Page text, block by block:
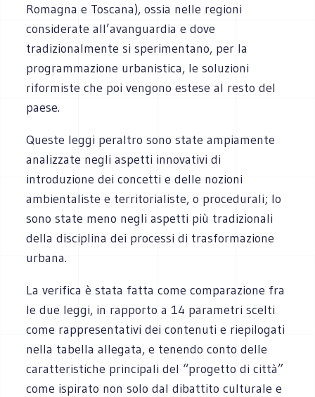
Romagna e Toscana), ossia nelle regioni
considerate all’avanguardia e dove
tradizionalmente si sperimentano, per la
programmazione urbanistica, le soluzioni
riformiste che poi vengono estese al resto del
paese.
Queste leggi peraltro sono state ampiamente
analizzate negli aspetti innovativi di
introduzione dei concetti e delle nozioni
ambientaliste e territorialiste, o procedurali; lo
sono state meno negli aspetti più tradizionali
della disciplina dei processi di trasformazione
urbana.
La verifica è stata fatta come comparazione fra
le due leggi, in rapporto a 14 parametri scelti
come rappresentativi dei contenuti e riepilogati
nella tabella allegata, e tenendo conto delle
caratteristiche principali del “progetto di città”
come ispirato non solo dal dibattito culturale e